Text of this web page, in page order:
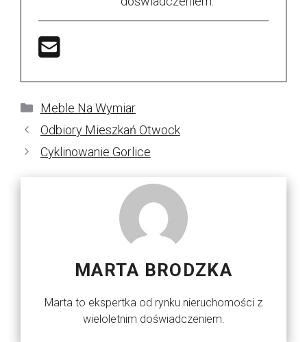
Kategorie
Meble Na Wymiar
Odbiory Mieszkań Otwock
Cyklinowanie Gorlice
MARTA BRODZKA
Marta to ekspertka od rynku nieruchomości z
wieloletnim doświadczeniem.